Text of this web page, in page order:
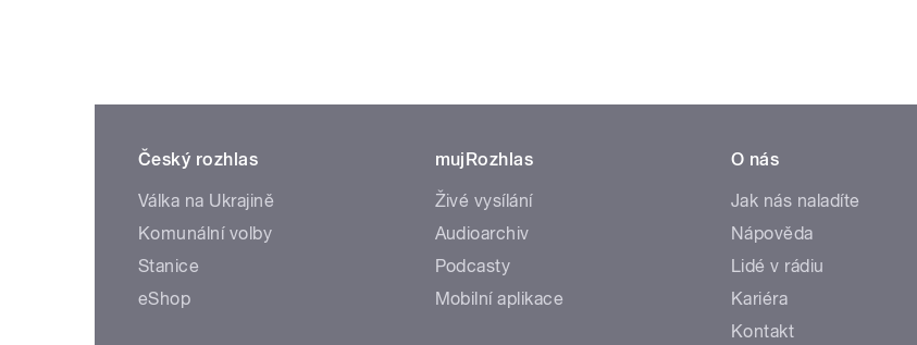
Český rozhlas
Válka na Ukrajině
Komunální volby
Stanice
eShop
mujRozhlas
Živé vysílání
Audioarchiv
Podcasty
Mobilní aplikace
O nás
Jak nás naladíte
Nápověda
Lidé v rádiu
Kariéra
Kontakt